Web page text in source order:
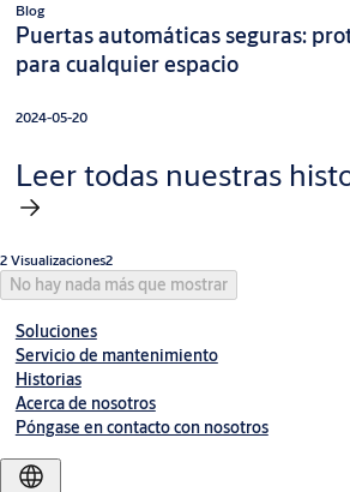
Blog
Puertas automáticas seguras:
para cualquier espacio
2024-05-20
Leer todas nuestras
2 Visualizaciones2
No hay nada más que mostrar
Soluciones
Servicio de mantenimiento
Historias
Acerca de nosotros
Póngase en contacto con nosotros